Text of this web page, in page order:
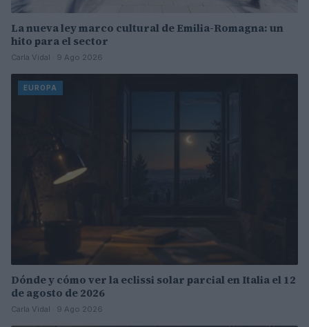
La nueva ley marco cultural de Emilia-Romagna: un
hito para el sector
Carla Vidal · 9 Ago 2026
EUROPA
Dónde y cómo ver la eclissi solar parcial en Italia el 12
de agosto de 2026
Carla Vidal · 9 Ago 2026